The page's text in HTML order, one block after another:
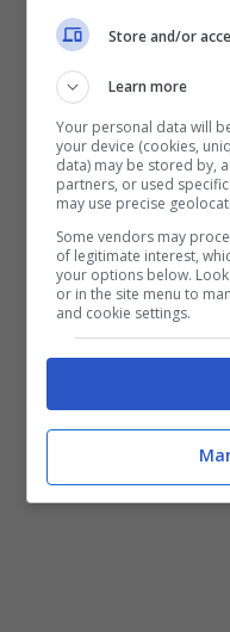
Righe, rossi
scozzesidi ogni
il segreto per
giornate invernali.
Store and/or
Learn more
Your personal data will
your device (cookies,
data) may be stored by,
partners, or used
may use precise
Some vendors may
of legitimate interest,
your options below.
or in the site menu to
and cookie settings.